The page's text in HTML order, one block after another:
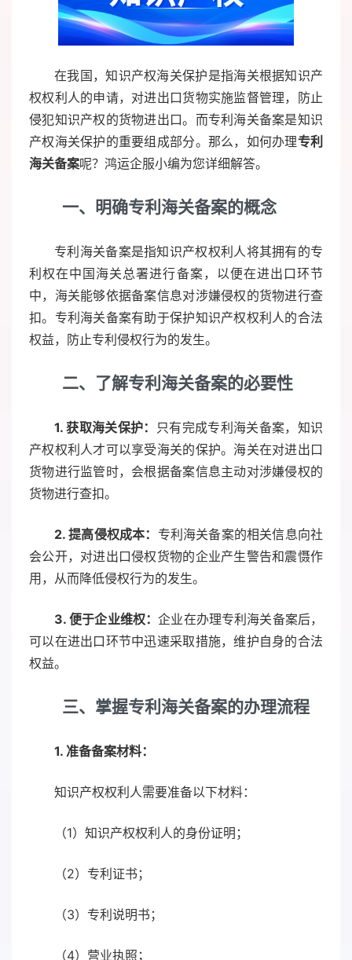
在我国，知识产权海关保护是指海关根据知识产
权权利人的申请，对进出口货物实施监督管理，防止
侵犯知识产权的货物进出口。而专利海关备案是知识
产权海关保护的重要组成部分。那么，如何办理专利
海关备案呢？鸿运企服小编为您详细解答。
一、明确专利海关备案的概念
专利海关备案是指知识产权权利人将其拥有的专
利权在中国海关总署进行备案，以便在进出口环节
中，海关能够依据备案信息对涉嫌侵权的货物进行查
扣。专利海关备案有助于保护知识产权权利人的合法
权益，防止专利侵权行为的发生。
二、了解专利海关备案的必要性
1. 获取海关保护：
只有完成专利海关备案，知识
产权权利人才可以享受海关的保护。海关在对进出口
货物进行监管时，会根据备案信息主动对涉嫌侵权的
货物进行查扣。
2. 提高侵权成本： 专利海关备案的相关信息向社
会公开，对进出口侵权货物的企业产生警告和震慑作
用，从而降低侵权行为的发生。
3. 便于企业维权：企业在办理专利海关备案后，
可以在进出口环节中迅速采取措施，维护自身的合法
权益。
三、掌握专利海关备案的办理流程
1. 准备备案材料：
知识产权权利人需要准备以下材料：
（1）知识产权权利人的身份证明；
（2）专利证书；
（3）专利说明书；
（4）营业执照；